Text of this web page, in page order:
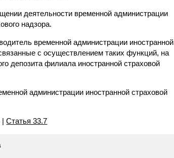
деятельности временной администрации
надзора.
временной администрации иностранной
с осуществлением таких функций, на
депозита филиала иностранной страховой
администрации иностранной страховой
|Статья 33.7